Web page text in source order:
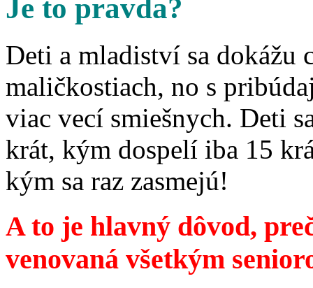
Je to pravda?
Deti a mladiství sa dokážu
maličkostiach, no s
viac vecí smiešnych. Deti
krát, kým dospelí iba 15
kým sa raz zasmejú!
A to je hlavný dôvod,
venovaná všetkým